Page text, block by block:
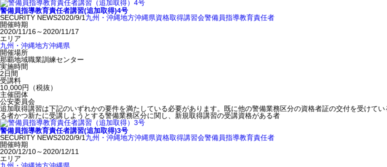
警備員指導教育責任者講習(追加取得)4号
SECURITY NEWS2020/9/1 九州・沖縄地方沖縄県資格取得講習会警備員指導教育責任者
開催時期
2020/11/16～2020/11/17
エリア
九州・沖縄地方沖縄県
開催場所
那覇地域職業訓練センター
実施時間
2日間
受講料
10,000円（税抜）
主催団体
公安委員会
追加取得講習は下記のいずれかの要件を満たしている必要があります。既に他の警備業務区分の資格者証の交付を受けて
る者かつ新たに受講しようとする警備業務区分に関し、新規取得講習の受講資格がある者
警備員指導教育責任者講習(追加取得)3号
SECURITY NEWS2020/9/1 九州・沖縄地方沖縄県資格取得講習会警備員指導教育責任者
開催時期
2020/12/10～2020/12/11
エリア